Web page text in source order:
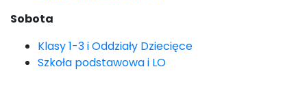
Sobota
Klasy 1-3 i Oddziały Dziecięce
Szkoła podstawowa i LO